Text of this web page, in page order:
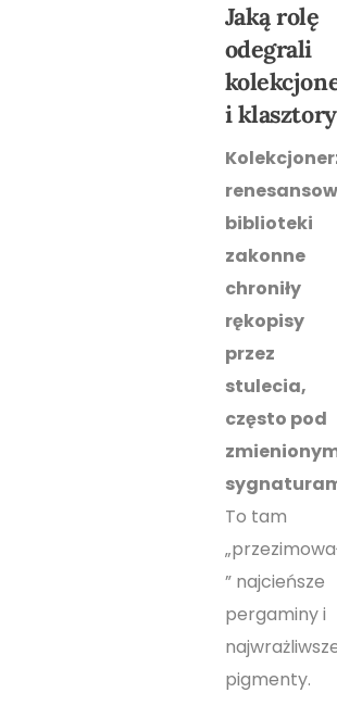
Jaką rolę
odegrali
i
biblioteki
zakonne
chroniły
rękopisy
przez
stulecia,
często pod
To tam
” najcieńsze
pergaminy i
pigmenty.